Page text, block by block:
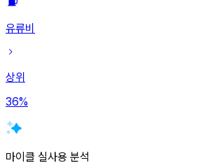
유류비
상위
36%
마이클 실사용 분석